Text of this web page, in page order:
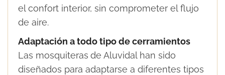
el confort interior, sin comprometer el flujo
de aire.
Adaptación a todo tipo de cerramientos
Las mosquiteras de Aluvidal han sido
diseñados para adaptarse a diferentes tipos